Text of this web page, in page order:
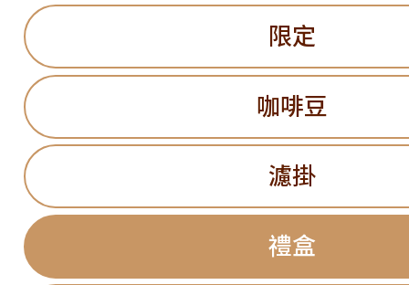
限定
咖啡豆
濾掛
禮盒